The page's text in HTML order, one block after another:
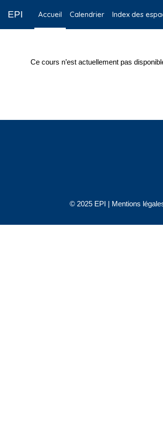
EPI Accueil Calendrier Index des
Ce cours n’est actuellement pas
© 2025 EPI | Mentions